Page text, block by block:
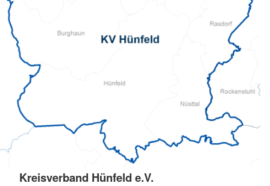
Kreisverband Hünfeld e.V.